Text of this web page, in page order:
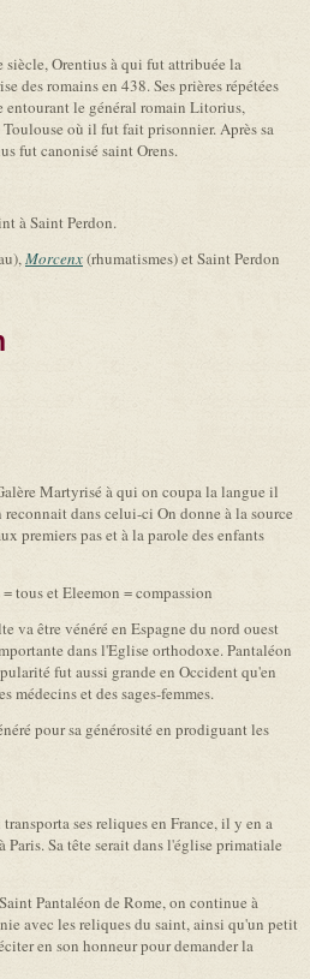
siècle, Orentius à qui fut attribuée la
des romains en 438. Ses prières répétées
entourant le général romain Litorius,
où il fut fait prisonnier. Après sa
fut canonisé saint Orens.
à Saint Perdon.
Morcenx(rhumatismes) et Saint Perdon
Martyrisé à qui on coupa la langue il
dans celui-ci On donne à la source
premiers pas et à la parole des enfants
tous et Eleemon = compassion
va être vénéré en Espagne du nord ouest
dans l'Eglise orthodoxe. Pantaléon
fut aussi grande en Occident qu'en
médecins et des sages-femmes.
pour sa générosité en prodiguant les
ses reliques en France, il y en a
Sa tête serait dans l'église primatiale
Pantaléon de Rome, on continue à
avec les reliques du saint, ainsi qu'un petit
en son honneur pour demander la